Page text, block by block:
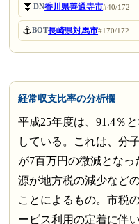
⏬DN香川県善通寺市#40/172
⚓BOT長崎県対馬市#170/172
経常収支比率の分析欄
平成25年度は、91.4％
している。これは、分
が7百万円の微減とな
源が地方税の減少など
ことによるもの。市税
ービス利用の定着に伴